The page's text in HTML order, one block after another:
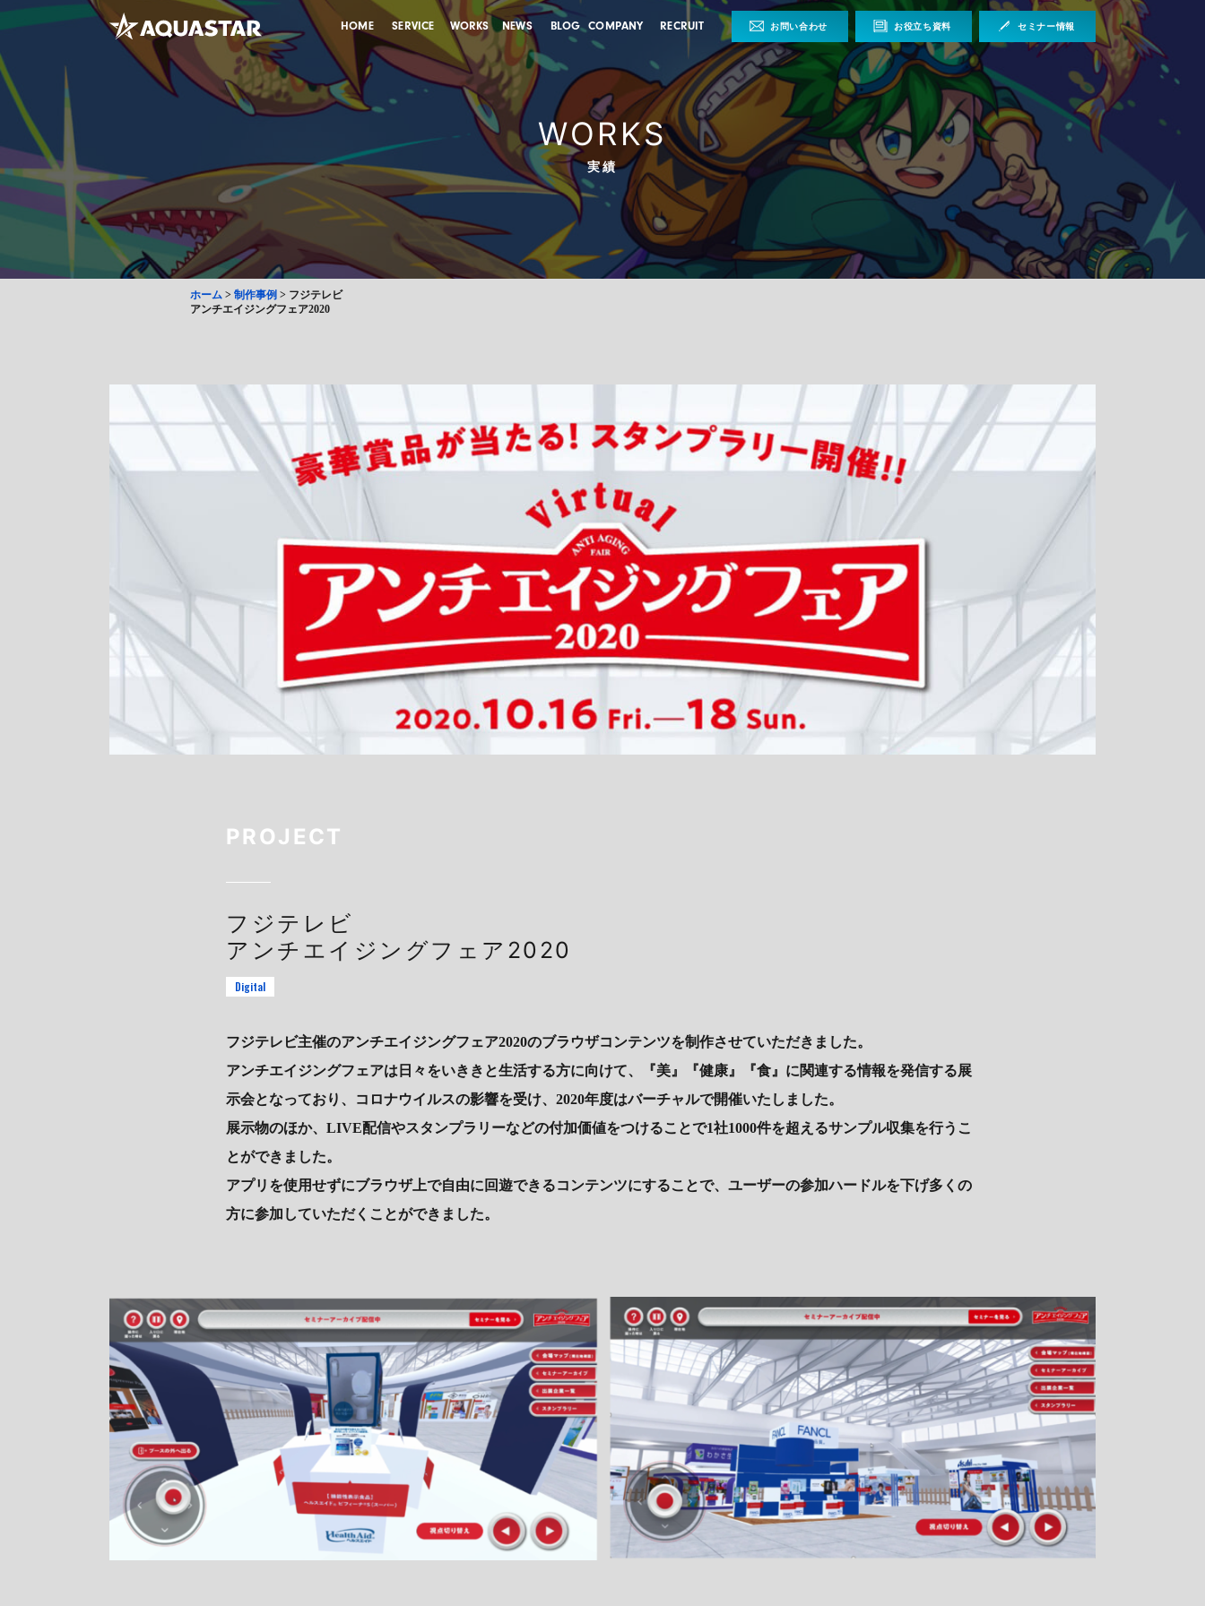
HOME SERVICE WORKS NEWS BLOG COMPANY RECRUIT お問い合わせ お役立ち資料 セミナー情報
WORKS
実績
ホーム > 制作事例 > フジテレビ
アンチエイジングフェア2020
PROJECT
フジテレビ
アンチエイジングフェア2020
Digital
フジテレビ主催のアンチエイジングフェア2020のブラウザコンテンツを制作させていただきました。
アンチエイジングフェアは日々をいききと生活する方に向けて、『美』『健康』『食』に関連する情報を発信する展
示会となっており、コロナウイルスの影響を受け、2020年度はバーチャルで開催いたしました。
展示物のほか、LIVE配信やスタンプラリーなどの付加価値をつけることで1社1000件を超えるサンプル収集を行うこ
とができました。
アプリを使用せずにブラウザ上で自由に回遊できるコンテンツにすることで、ユーザーの参加ハードルを下げ多くの
方に参加していただくことができました。